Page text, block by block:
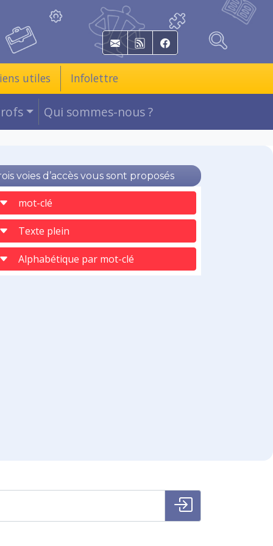
E-mail RSS Facebook
utiles Infolettre
Qui sommes-nous ?
voies d’accès vous sont proposés
mot-clé
Texte plein
Alphabétique par mot-clé